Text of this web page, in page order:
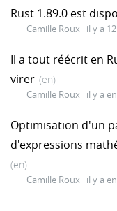
Rust 1.89.0 est
Camille Roux il y a
Il a tout réécrit en
virer (en)
Camille Roux il y a
Optimisation d'un
d'expressions
(en)
Camille Roux il y a